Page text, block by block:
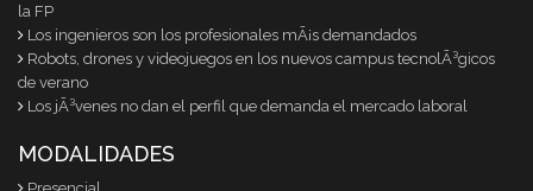
la FP
Los ingenieros son los profesionales mÃ¡s demandados
Robots, drones y videojuegos en los nuevos campus tecnolÃ³gicos
de verano
Los jÃ³venes no dan el perfil que demanda el mercado laboral
MODALIDADES